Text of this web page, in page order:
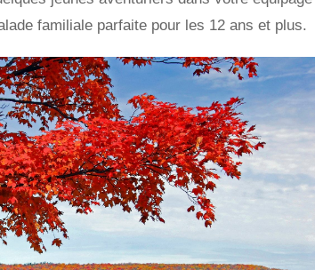
familiale parfaite pour les 12 ans et plus.